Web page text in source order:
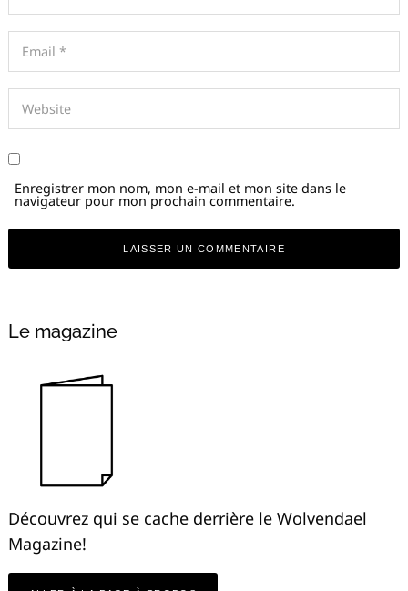
Enregistrer mon nom, mon e-mail et mon site dans le
navigateur pour mon prochain commentaire.
Le magazine
Découvrez qui se cache derrière le Wolvendael
Magazine!